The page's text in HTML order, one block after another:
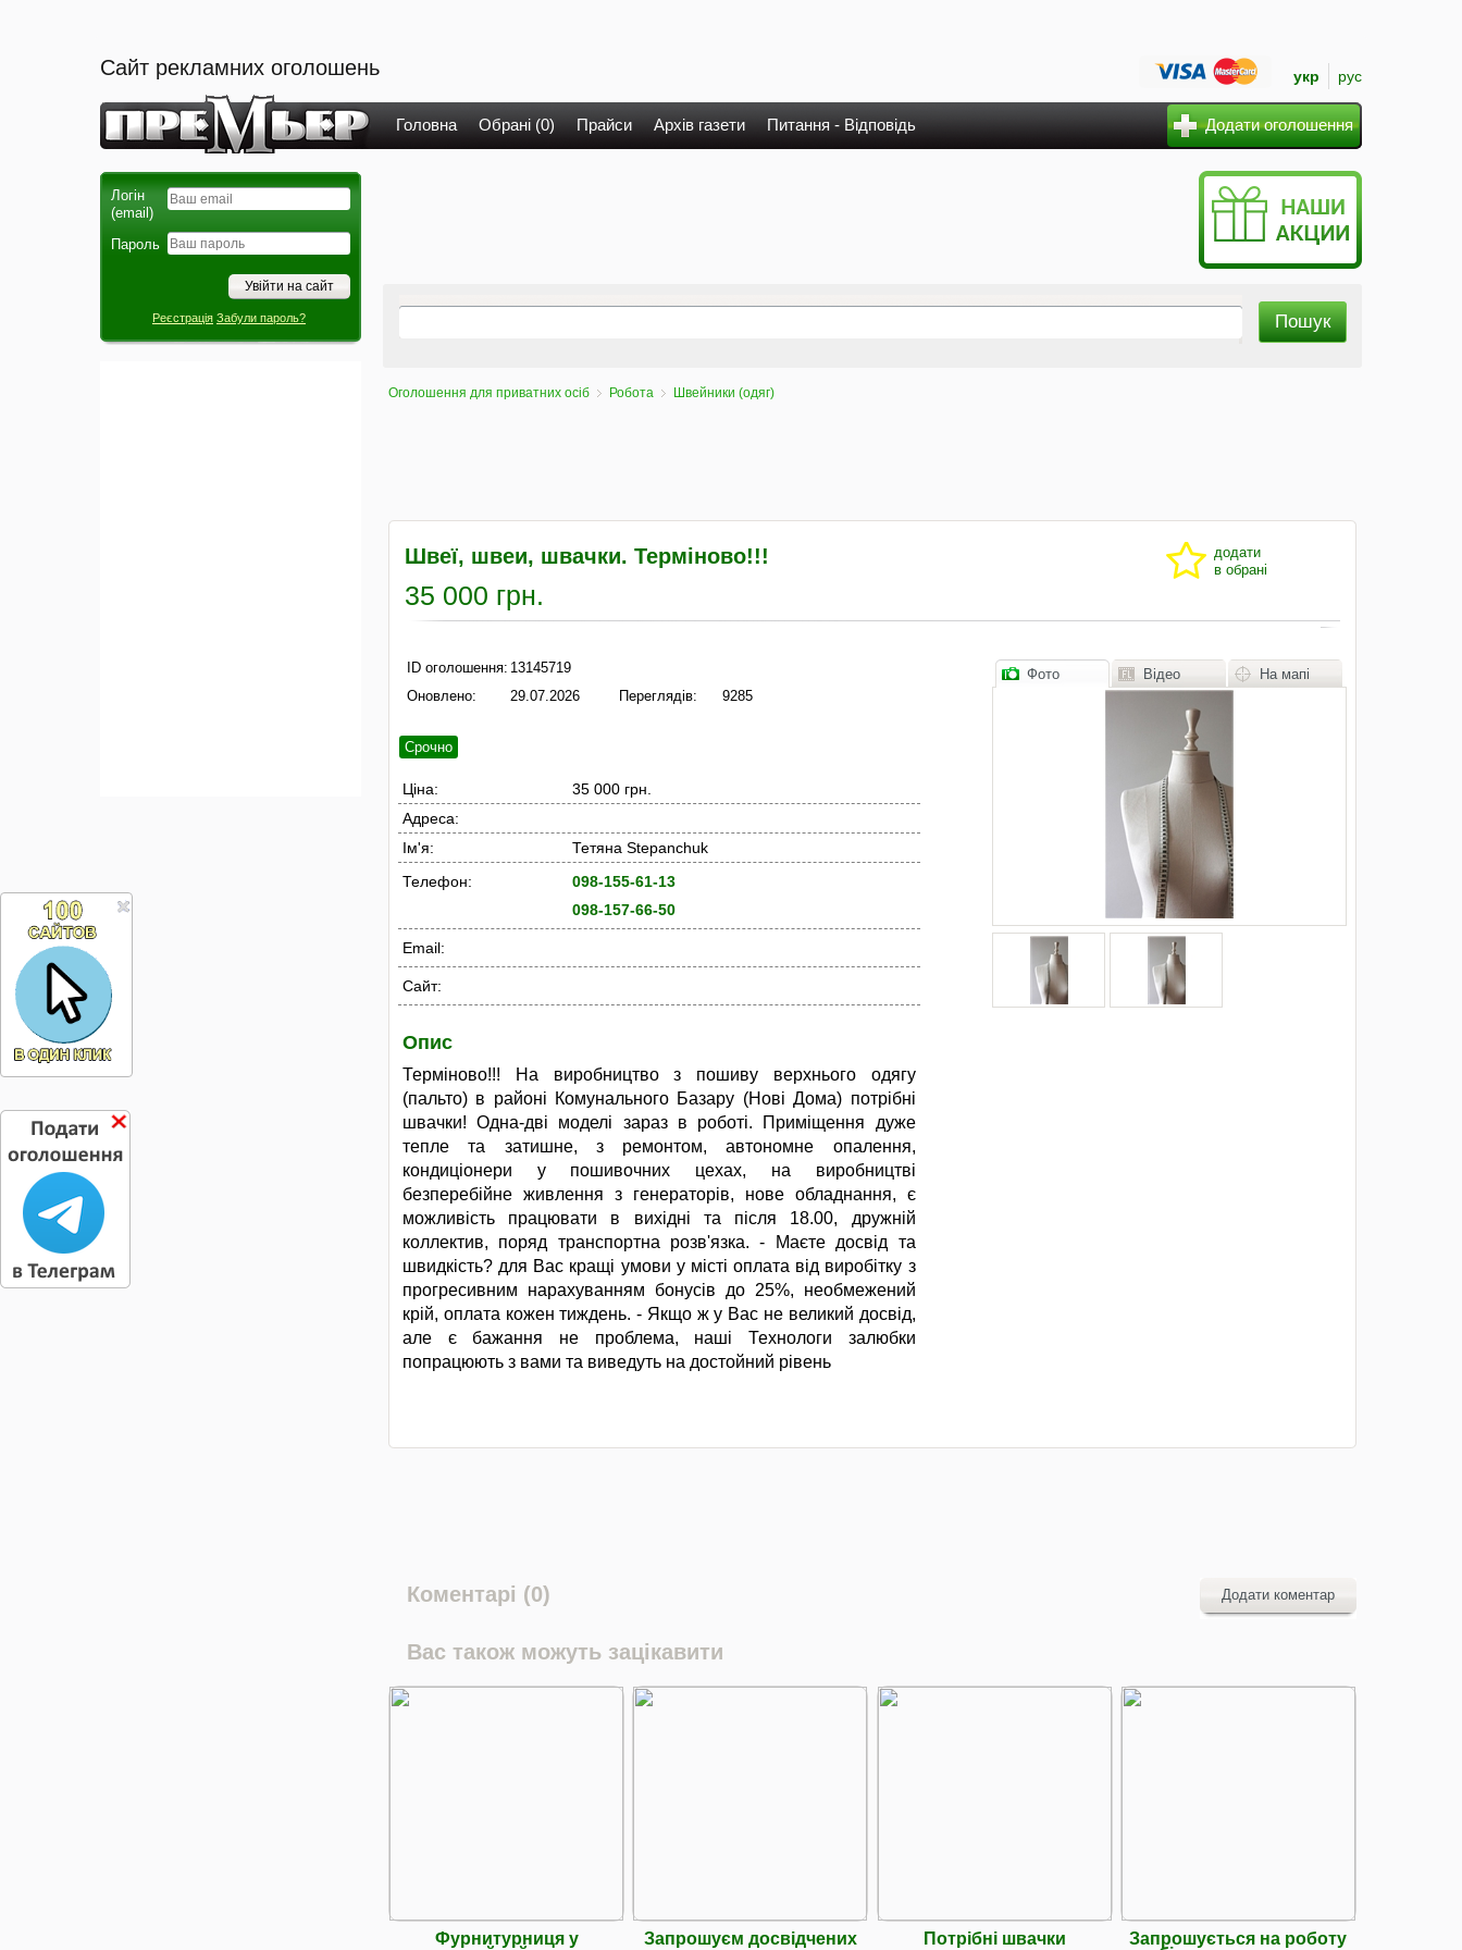
Сайт рекламних оголошень укр рус
Головна Обрані (0) Прайси Архів газети Питання - Відповідь Додати оголошення
Логін
(email)
Пароль
Реєстрація Забули пароль?
Оголошення для приватних осіб Робота Швейники (одяг)
Швеї, швеи, швачки. Терміново!!!
додати
в обрані
35 000 грн.
ID оголошення: 13145719
Оновлено:
29.07.2026 Переглядів: 9285
Срочно
Ціна:
35 000 грн.
Адреса:
Ім'я:
Тетяна Stepanchuk
Телефон:
098-155-61-13
098-157-66-50
Email:
Сайт:
Опис
Терміново!!! На виробництво з пошиву верхнього одягу
(пальто) в районі Комунального Базару (Нові Дома) потрібні
швачки! Одна-дві моделі зараз в роботі. Приміщення дуже
тепле та затишне, з ремонтом, автономне опалення,
кондиціонери у пошивочних цехах, на виробництві
безперебійне живлення з генераторів, нове обладнання, є
можливість працювати в вихідні та після 18.00, дружній
коллектив, поряд транспортна розв'язка. - Маєте досвід та
швидкість? для Вас кращі умови у місті оплата від виробітку з
прогресивним нарахуванням бонусів до 25%, необмежений
крій, оплата кожен тиждень. - Якщо ж у Вас не великий досвід,
але є бажання не проблема, наші Технологи залюбки
попрацюють з вами та виведуть на достойний рівень
Фото Відео На мапі
Коментарі (0) Додати коментар
Вас також можуть зацікавити
Фурнитурниця у
Запрошуєм досвідчених
Потрібні швачки
Запрошується на роботу